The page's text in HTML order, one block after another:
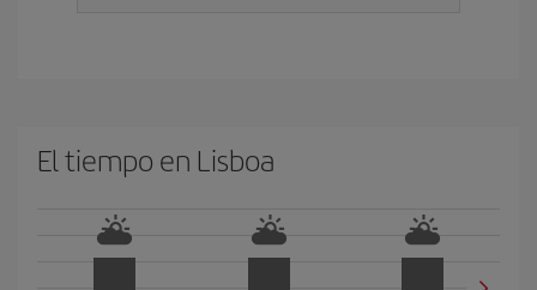
El tiempo en Lisboa